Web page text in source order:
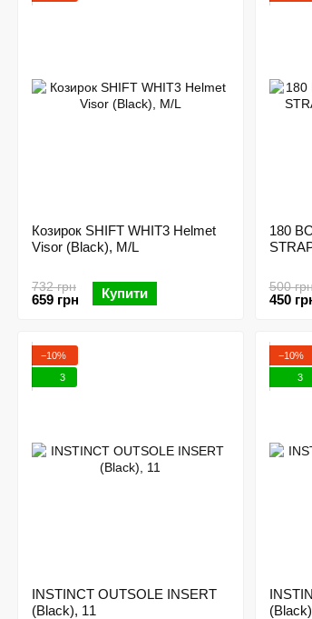
Козирок SHIFT WHIT3 Helmet
Visor (Black), M/L
732 грн
659 грн Купити
180
500
450
−10%
3
INSTINCT OUTSOLE INSERT
(Black), 11
−10%
3